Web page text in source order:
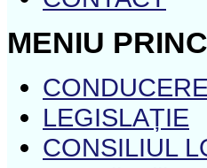
MENIU
LEGISLAȚIE
CONSILIUL